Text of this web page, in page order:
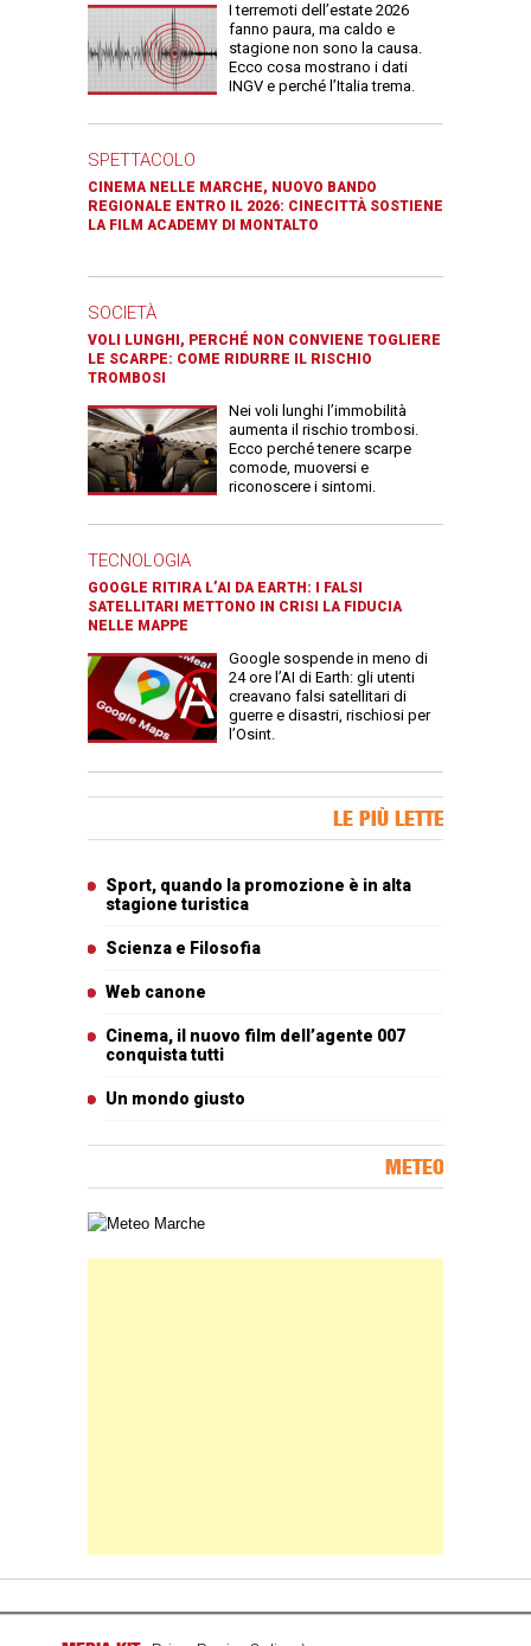
I terremoti dell’estate 2026
fanno paura, ma caldo e
stagione non sono la causa.
Ecco cosa mostrano i dati
INGV e perché l’Italia trema.
SPETTACOLO
CINEMA NELLE MARCHE, NUOVO BANDO
REGIONALE ENTRO IL 2026: CINECITTÀ SOSTIENE
LA FILM ACADEMY DI MONTALTO
SOCIETÀ
VOLI LUNGHI, PERCHÉ NON CONVIENE TOGLIERE
LE SCARPE: COME RIDURRE IL RISCHIO
TROMBOSI
Nei voli lunghi l’immobilità
aumenta il rischio trombosi.
Ecco perché tenere scarpe
comode, muoversi e
riconoscere i sintomi.
TECNOLOGIA
GOOGLE RITIRA L’AI DA EARTH: I FALSI
SATELLITARI METTONO IN CRISI LA FIDUCIA
NELLE MAPPE
Google sospende in meno di
24 ore l’AI di Earth: gli utenti
creavano falsi satellitari di
guerre e disastri, rischiosi per
l’Osint.
LE PIÙ LETTE
Sport, quando la promozione è in alta
stagione turistica
Scienza e Filosofia
Web canone
Cinema, il nuovo film dell’agente 007
conquista tutti
Un mondo giusto
METEO
Carta meteorologica delle Marche